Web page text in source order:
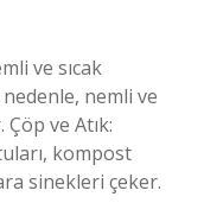
ve sıcak
nemli ve
ve Atık:
kompost
sinekleri çeker.